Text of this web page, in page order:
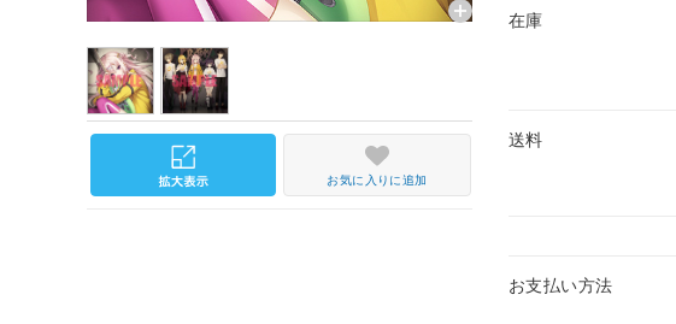
在庫
送料
お支払い方法
お気に入りに追加